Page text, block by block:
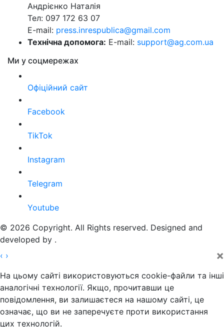
Андрієнко Наталія
Тел: 097 172 63 07
E-mail: press.inrespublica@gmail.com
Технічна допомога: E-mail: support@ag.com.ua
Ми у соцмережах
Офіційний сайт
Facebook
TikTok
Instagram
Telegram
Youtube
© 2026 Copyright. All Rights reserved. Designed and
developed by .
‹ › ×
На цьому сайті використовуються cookie-файли та інші
аналогічні технології. Якщо, прочитавши це
повідомлення, ви залишаєтеся на нашому сайті, це
означає, що ви не заперечуєте проти використання
цих технологій.